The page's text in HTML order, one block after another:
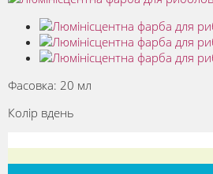
Фасовка: 20 мл
Колір вдень